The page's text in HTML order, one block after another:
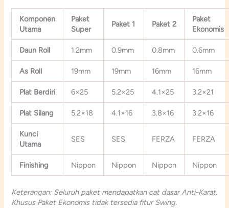
Komponen
Utama
Paket
Super
Paket 1 Paket 2
Paket
Ekonomis
Daun Roll 1.2mm 0.9mm 0.8mm 0.6mm
As Roll 19mm 19mm 16mm 16mm
Plat Berdiri 6×25 5.2×25 4.1×25 3.2×21
Plat Silang 5.2×18 4.1×16 3.8×16 3.2×16
Kunci
Utama
SES SES FERZA FERZA
Finishing Nippon Nippon Nippon Nippon
Keterangan: Seluruh paket mendapatkan cat dasar Anti-Karat.
Khusus Paket Ekonomis tidak tersedia fitur Swing.